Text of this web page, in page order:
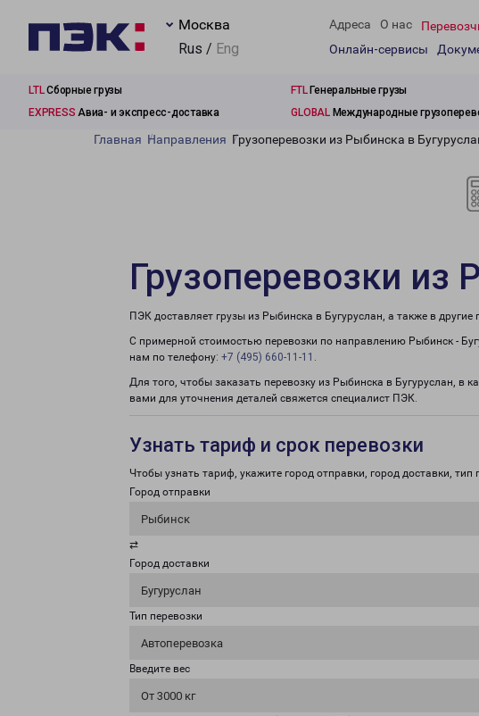
Москва
Rus / Eng
Адреса О нас
Онлайн-сервисы
LTLСборные грузы FTLГенеральные грузы
EXPRESS Авиа- и экспресс-доставка GLOBALМеждународные
Главная Направления Грузоперевозки из Рыбинска в
Грузоперевозки из
ПЭК доставляет грузы из Рыбинска в Бугуруслан, а также в
С примерной стоимостью перевозки по направлению Рыбинск -
нам по телефону: +7 (495) 660-11-11 .
Для того, чтобы заказать перевозку из Рыбинска в Бугуруслан, в
вами для уточнения деталей свяжется специалист ПЭК.
Узнать тариф и срок перевозки
Чтобы узнать тариф, укажите город отправки, город доставки, тип
Город отправки
Рыбинск
⇄
Город доставки
Бугуруслан
Тип перевозки
Автоперевозка
Введите вес
От 3000 кг